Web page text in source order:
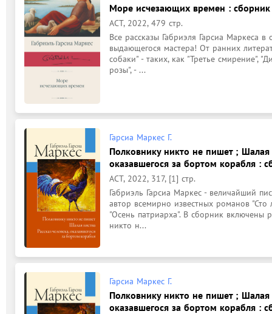
Море исчезающих времен :
АСТ, 2022, 479 стр.
Все рассказы Габриэля Гарсиа Маркеса
выдающегося мастера! От ранних
собаки" - таких, как "Третье смирение",
розы", - ...
Гарсиа Маркес Г.
Полковнику никто не пишет ; Шалая
оказавшегося за бортом корабля :
АСТ, 2022, 317, [1] стр.
Габриэль Гарсиа Маркес - величайший
автор всемирно известных романов
"Осень патриарха". В сборник включены
никто н...
Гарсиа Маркес Г.
Полковнику никто не пишет ; Шалая
оказавшегося за бортом корабля :